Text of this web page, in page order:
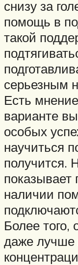
снизу за
помощь в
такой
серьезным
Есть
варианте
особых
научиться
получится.
показывает
наличии
Более того,
даже лучше